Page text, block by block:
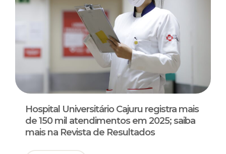
Hospital Universitário Cajuru registra mais
de 150 mil atendimentos em 2025; saiba
mais na Revista de Resultados